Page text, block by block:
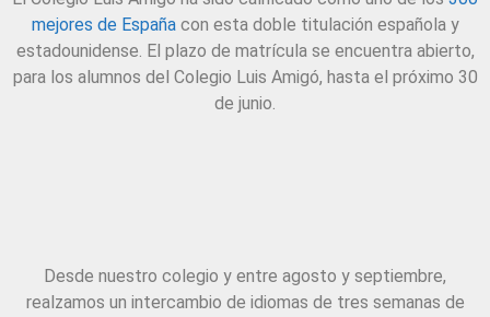
mejores de Españacon esta doble titulación española y
estadounidense. El plazo de matrícula se encuentra abierto,
para los alumnos del Colegio Luis Amigó, hasta el próximo 30
de junio.
Desde nuestro colegio y entre agosto y septiembre,
realzamos un intercambio de idiomas de tres semanas de